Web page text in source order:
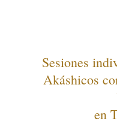
Sesiones
Akáshicos
en